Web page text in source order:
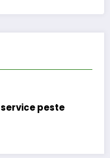
DKV Mobility